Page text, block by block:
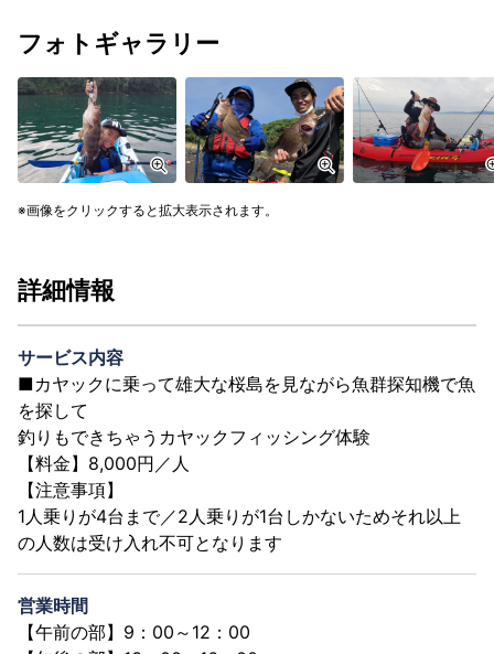
フォトギャラリー
画像をクリックすると拡大表示されます。
詳細情報
サービス内容
■カヤックに乗って雄大な桜島を見ながら魚群探知機で魚
を探して
釣りもできちゃうカヤックフィッシング体験
【料金】8,000円／人
【注意事項】
1人乗りが4台まで／2人乗りが1台しかないためそれ以上
の人数は受け入れ不可となります
営業時間
【午前の部】9：00～12：00